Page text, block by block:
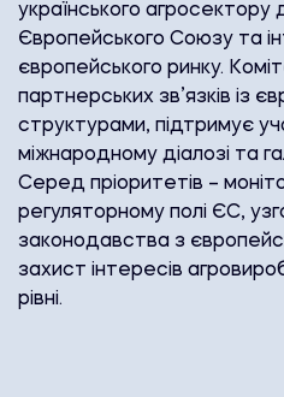
українського
Європейського Союзу та
європейського ринку.
партнерських зв’язків із
структурами, підтримує
міжнародному діалозі та
Серед пріоритетів –
регуляторному полі ЄС,
законодавства з
захист інтересів
рівні.